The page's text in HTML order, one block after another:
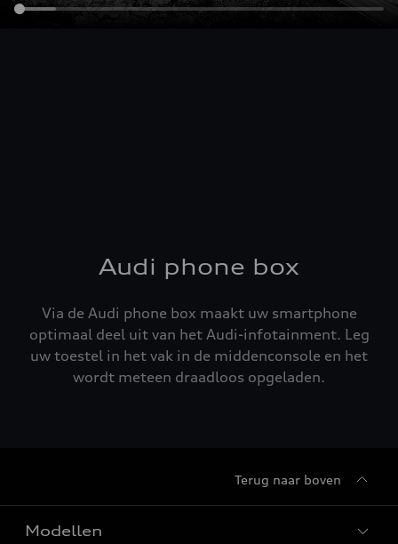
Audi phone box
Via de Audi phone box maakt uw smartphone
optimaal deel uit van het Audi-infotainment. Leg
uw toestel in het vak in de middenconsole en het
wordt meteen draadloos opgeladen.
Terug naar boven
Modellen